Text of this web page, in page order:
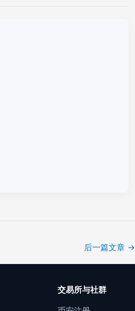
后一篇文章 →
交易所与社群